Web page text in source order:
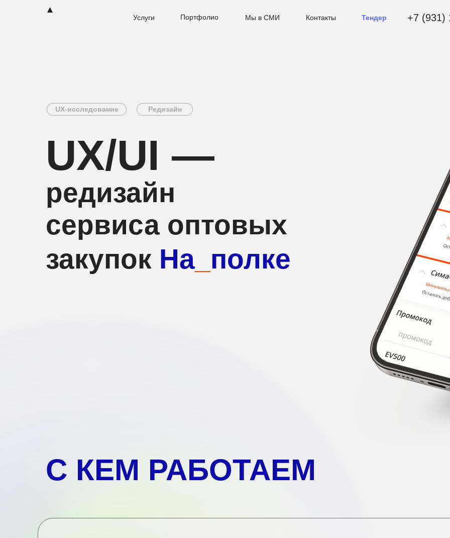
Тендер
Услуги Мы в СМИ
Портфолио Контакты +7 (931)
UX/UI —
редизайн
сервиса оптовых
закупок На полке
UX-исследование Редизайн
С КЕМ РАБОТАЕМ